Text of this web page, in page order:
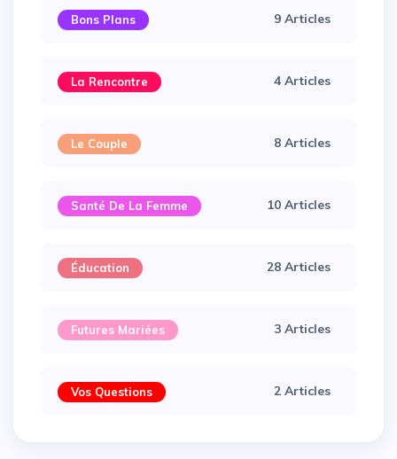
Bons Plans 9 Articles
La Rencontre 4 Articles
Le Couple 8 Articles
Santé De La Femme 10 Articles
Éducation 28 Articles
Futures Mariées 3 Articles
Vos Questions 2 Articles